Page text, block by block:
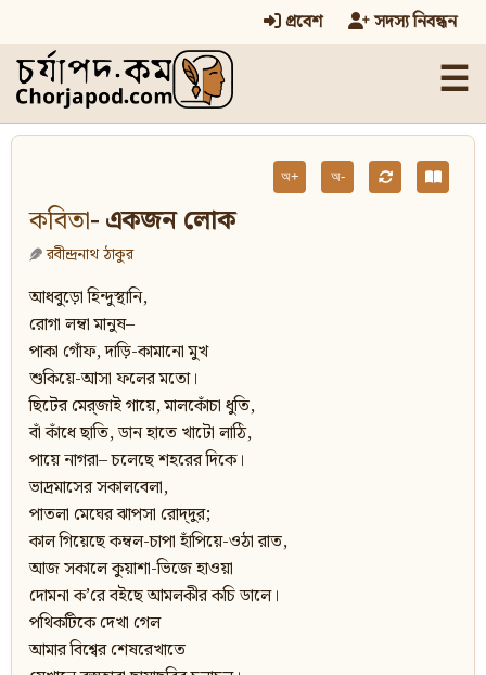
প্রবেশ সদস্য নিবন্ধন
☰
অ+ অ-
কবিতা- একজন লোক
রবীন্দ্রনাথ ঠাকুর
আধবুড়ো হিন্দুস্থানি,
রোগা লম্বা মানুষ–
পাকা গোঁফ, দাড়ি-কামানো মুখ
শুকিয়ে-আসা ফলের মতো।
ছিটের মের্‌জাই গায়ে, মালকোঁচা ধুতি,
বাঁ কাঁধে ছাতি, ডান হাতে খাটো লাঠি,
পায়ে নাগরা– চলেছে শহরের দিকে।
ভাদ্রমাসের সকালবেলা,
পাতলা মেঘের ঝাপসা রোদ্‌দুর;
কাল গিয়েছে কম্বল-চাপা হাঁপিয়ে-ওঠা রাত,
আজ সকালে কুয়াশা-ভিজে হাওয়া
দোমনা ক’রে বইছে আমলকীর কচি ডালে।
পথিকটিকে দেখা গেল
আমার বিশ্বের শেষরেখাতে